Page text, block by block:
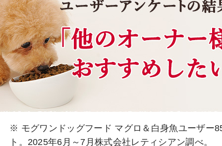
※ モグワンドッグフード マグロ＆白身魚ユーザー
ト。2025年6月～7月株式会社レティシアン調べ。